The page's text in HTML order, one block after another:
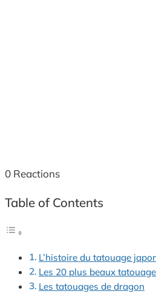
0 Reactions
Table of Contents
L’histoire du tatouage
Les 20 plus beaux
Les tatouages de dragon